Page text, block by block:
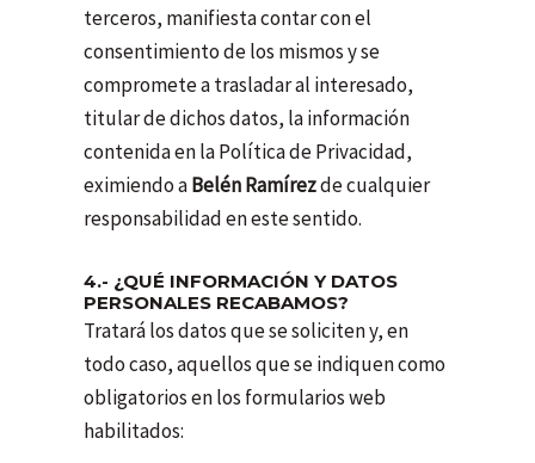
terceros, manifiesta contar con el
consentimiento de los mismos y se
compromete a trasladar al interesado,
titular de dichos datos, la información
contenida en la Política de Privacidad,
eximiendo aBelén Ramírezde cualquier
responsabilidad en este sentido.
4.- ¿QUÉ INFORMACIÓN Y DATOS
PERSONALES RECABAMOS?
Tratará los datos que se soliciten y, en
todo caso, aquellos que se indiquen como
obligatorios en los formularios web
habilitados: